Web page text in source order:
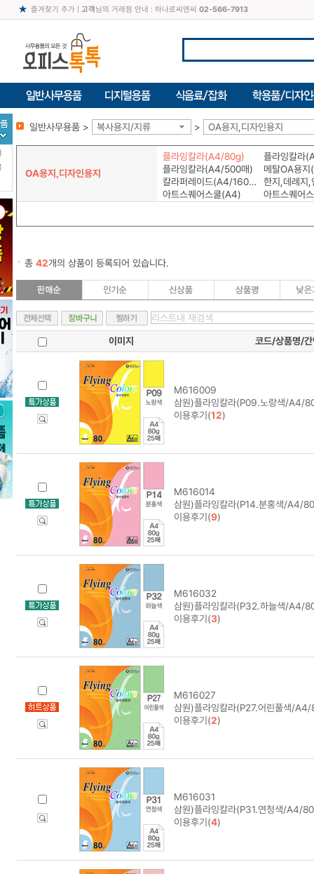
즐겨찾기 추가| 고객님의 거래점 안내 : 하나로씨엔씨 02-566-7913
일반사무용품 > 복사용지/지류 > OA용지,디자인용지
OA용지,디자인용지
플라잉칼라(A4/80g)
플라잉칼라
플라잉칼라(A4/500매)
메탈OA용
칼라퍼레이드(A4/160g)
한지,데례지
아트스퀘어스쿨(A4)
아트스퀘어
총 42개의 상품이 등록되어 있습니다.
이미지 코드/상품명/간
M616009
삼원)플라잉칼라(P09.노랑색/A4/
이용후기(12)
M616014
삼원)플라잉칼라(P14.분홍색/A4/
이용후기(9)
M616032
삼원)플라잉칼라(P32.하늘색/A4/
이용후기(3)
M616027
삼원)플라잉칼라(P27.어린풀색/
이용후기(2)
M616031
삼원)플라잉칼라(P31.연청색/A4/
이용후기(4)